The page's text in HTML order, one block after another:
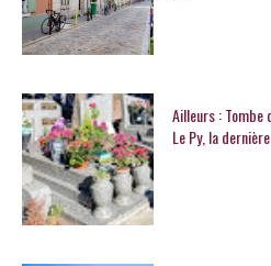
Ailleurs : Tombe
Le Py, la